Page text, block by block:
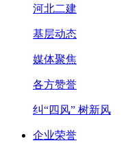
河北二建
基层动态
媒体聚焦
各方赞誉
纠“四风” 树新风
企业荣誉